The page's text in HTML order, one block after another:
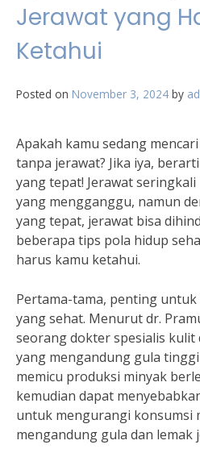
Jerawat yang
Ketahui
Posted on November 3, 2024 by
Apakah kamu sedang
tanpa jerawat? Jika iya,
yang tepat! Jerawat
yang mengganggu, namun
yang tepat, jerawat bisa
beberapa tips pola hidup
harus kamu ketahui.
Pertama-tama, penting
yang sehat. Menurut dr.
seorang dokter spesialis kulit
yang mengandung gula
memicu produksi minyak
kemudian dapat
untuk mengurangi konsumsi
mengandung gula dan lemak